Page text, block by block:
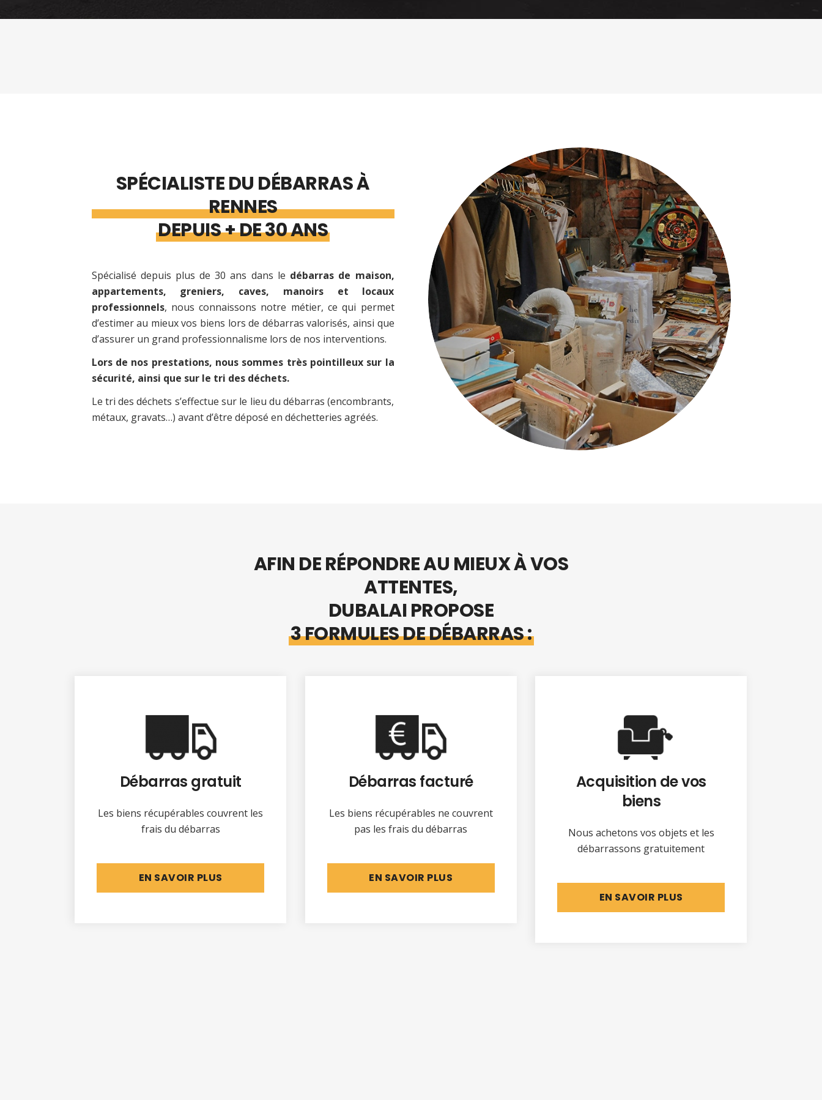
SPÉCIALISTE DU DÉBARRAS À
RENNES
DEPUIS + DE 30 ANS
Spécialisé depuis plus de 30 ans dans le débarras de maison,
appartements, greniers, caves, manoirs et locaux
professionnels, nous connaissons notre métier, ce qui permet
d’estimer au mieux vos biens lors de débarras valorisés, ainsi que
d’assurer un grand professionnalisme lors de nos interventions.
Lors de nos prestations, nous sommes très pointilleux sur la
sécurité, ainsi que sur le tri des déchets.
Le tri des déchets s’effectue sur le lieu du débarras (encombrants,
métaux, gravats…) avant d’être déposé en déchetteries agréés.
AFIN DE RÉPONDRE AU MIEUX À VOS
ATTENTES,
DUBALAI PROPOSE
3 FORMULES DE DÉBARRAS :
Débarras gratuit
Les biens récupérables couvrent les
frais du débarras
EN SAVOIR PLUS
Débarras facturé
Les biens récupérables ne couvrent
pas les frais du débarras
EN SAVOIR PLUS
Acquisition de vos
biens
Nous achetons vos objets et les
débarrassons gratuitement
EN SAVOIR PLUS